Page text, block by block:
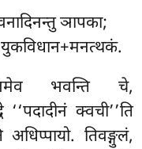
ञापका;
युकविधान+मनत्थकं.
भवन्ति चे,
क्वची’’ति
तिवङ्गुलं,